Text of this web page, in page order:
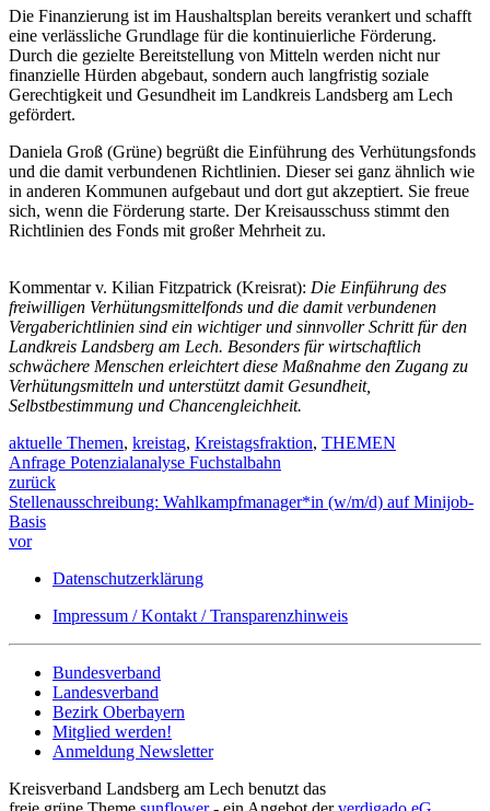
Die Finanzierung ist im Haushaltsplan bereits verankert und schafft
eine verlässliche Grundlage für die kontinuierliche Förderung.
Durch die gezielte Bereitstellung von Mitteln werden nicht nur
finanzielle Hürden abgebaut, sondern auch langfristig soziale
Gerechtigkeit und Gesundheit im Landkreis Landsberg am Lech
gefördert.
Daniela Groß (Grüne) begrüßt die Einführung des Verhütungsfonds
und die damit verbundenen Richtlinien. Dieser sei ganz ähnlich wie
in anderen Kommunen aufgebaut und dort gut akzeptiert. Sie freue
sich, wenn die Förderung starte. Der Kreisausschuss stimmt den
Richtlinien des Fonds mit großer Mehrheit zu.
Kommentar v. Kilian Fitzpatrick (Kreisrat): Die Einführung des
freiwilligen Verhütungsmittelfonds und die damit verbundenen
Vergaberichtlinien sind ein wichtiger und sinnvoller Schritt für den
Landkreis Landsberg am Lech. Besonders für wirtschaftlich
schwächere Menschen erleichtert diese Maßnahme den Zugang zu
Verhütungsmitteln und unterstützt damit Gesundheit,
Selbstbestimmung und Chancengleichheit.
aktuelle Themen, kreistag, Kreistagsfraktion, THEMEN
Anfrage Potenzialanalyse Fuchstalbahn
zurück
Stellenausschreibung: Wahlkampfmanager*in (w/m/d) auf Minijob-
Basis
vor
Datenschutzerklärung
Impressum / Kontakt / Transparenzhinweis
Bundesverband
Landesverband
Bezirk Oberbayern
Mitglied werden!
Anmeldung Newsletter
Kreisverband Landsberg am Lech benutzt das